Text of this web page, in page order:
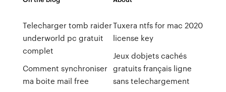
Telecharger tomb raider
underworld pc gratuit
complet
Comment synchroniser
ma boite mail free
Tuxera ntfs for mac 2020
license key
Jeux dobjets cachés
gratuits français ligne
sans telechargement